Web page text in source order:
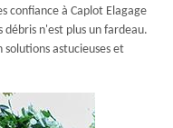
confiance à Caplot Elagage
débris n'est plus un fardeau.
solutions astucieuses et